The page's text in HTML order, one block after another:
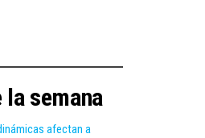
la semana
afectan a